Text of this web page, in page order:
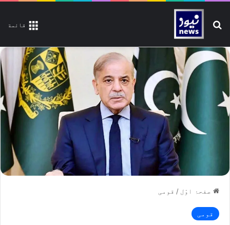
قائمة تلاش کیجیے
صفحۂ اوّل / قومی
قومی